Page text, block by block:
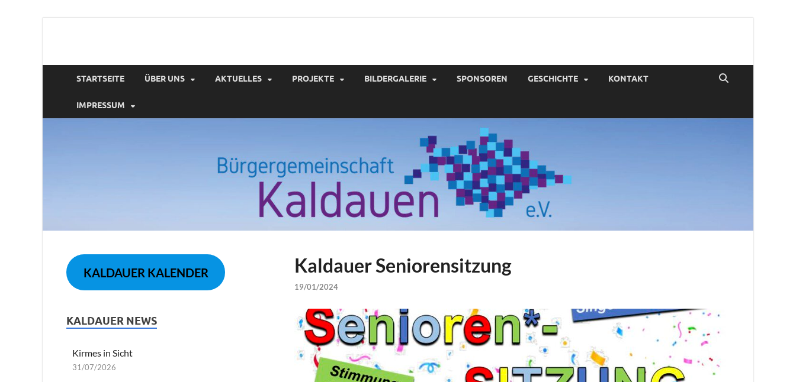
Webseite der Bürgergemeinschaft Kaldauen
STARTSEITE ÜBER UNS AKTUELLES PROJEKTE BILDERGALERIE SPONSOREN GESCHICHTE KONTAKT
IMPRESSUM
Kaldauer Seniorensitzung
19/01/2024
KALDAUER KALENDER
KALDAUER NEWS
Kirmes in Sicht
31/07/2026